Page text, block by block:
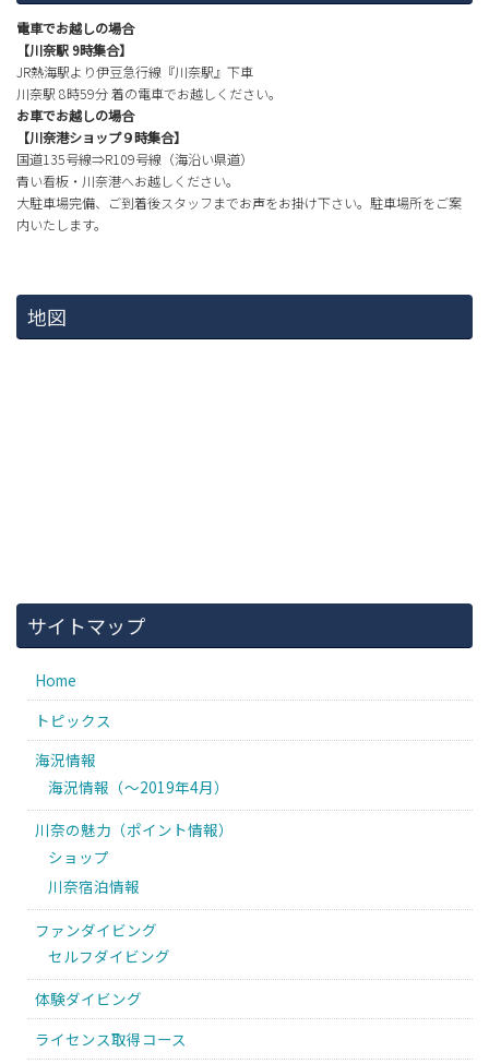
電車でお越しの場合
【川奈駅 9時集合】
JR熱海駅より伊豆急行線『川奈駅』下車
川奈駅 8時59分 着の電車でお越しください。
お車でお越しの場合
【川奈港ショップ９時集合】
国道135号線⇒R109号線（海沿い県道）
青い看板・川奈港へお越しください。
大駐車場完備、ご到着後スタッフまでお声をお掛け下さい。駐車場所をご案
内いたします。
地図
サイトマップ
Home
トピックス
海況情報
海況情報（〜2019年4月）
川奈の魅力（ポイント情報）
ショップ
川奈宿泊情報
ファンダイビング
セルフダイビング
体験ダイビング
ライセンス取得コース